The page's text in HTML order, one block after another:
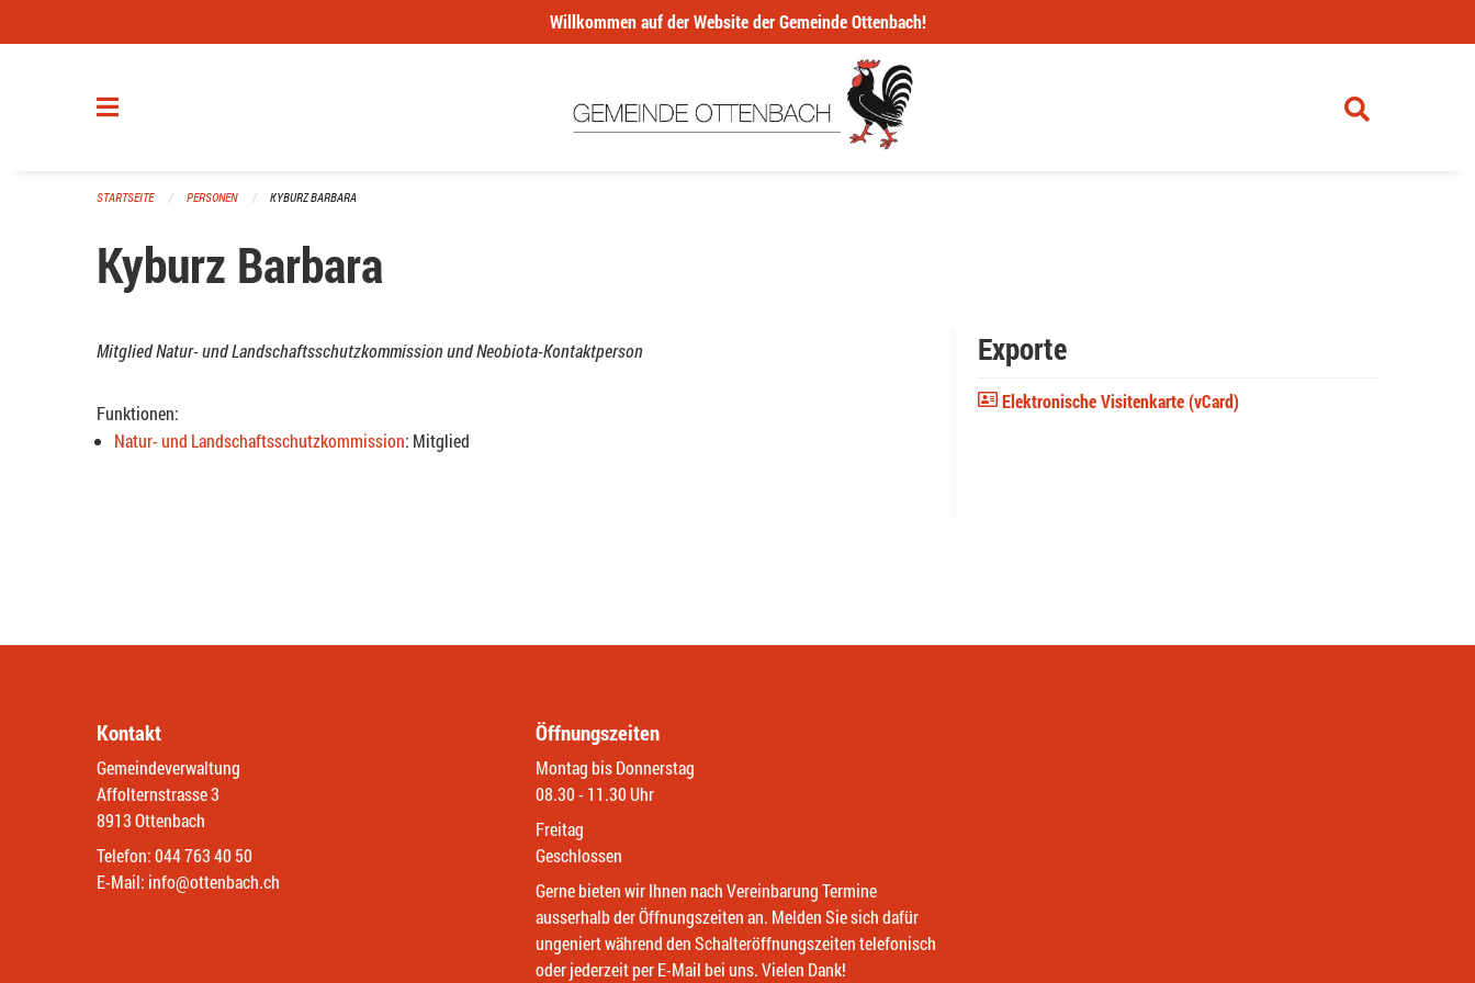
Willkommen auf der Website der Gemeinde Ottenbach!
STARTSEITE PERSONEN KYBURZ BARBARA
Kyburz Barbara
Mitglied Natur- und Landschaftsschutzkommission und Neobiota-Kontaktperson
Funktionen:
Natur- und Landschaftsschutzkommission: Mitglied
Exporte
Elektronische Visitenkarte (vCard)
Kontakt
Gemeindeverwaltung
Affolternstrasse 3
8913 Ottenbach
Telefon:044 763 40 50
E-Mail: info@ottenbach.ch
Öffnungszeiten
Montag bis Donnerstag
08.30 - 11.30 Uhr
Freitag
Geschlossen
Gerne bieten wir Ihnen nach Vereinbarung Termine
ausserhalb der Öffnungszeiten an. Melden Sie sich dafür
ungeniert während den Schalteröffnungszeiten telefonisch
oder jederzeit per E-Mail bei uns. Vielen Dank!